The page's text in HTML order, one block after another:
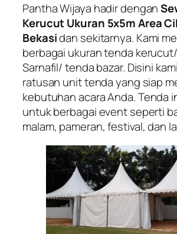
Pantha Wijaya hadir dengan
Kerucut Ukuran 5x5m Area
Bekasidan sekitarnya. Kami
berbagai ukuran tenda
Sarnafil/ tenda bazar. Disini
ratusan unit tenda yang siap
kebutuhan acara Anda. Tenda
untuk berbagai event seperti
malam, pameran, festival, dan